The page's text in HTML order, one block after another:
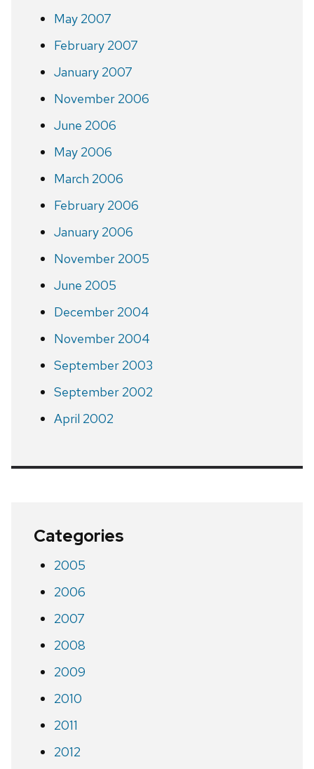
May 2007
February 2007
January 2007
November 2006
June 2006
May 2006
March 2006
February 2006
January 2006
November 2005
June 2005
December 2004
November 2004
September 2003
September 2002
April 2002
Categories
2005
2006
2007
2008
2009
2010
2011
2012